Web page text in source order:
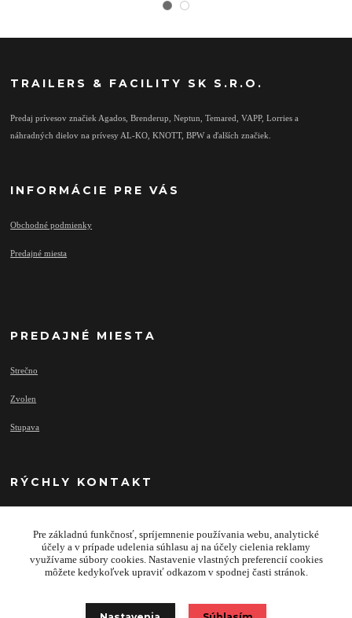
TRAILERS & FACILITY SK S.R.O.
Predaj prívesov značiek Agados, Brenderup, Neptun, Temared, VAPP, Lorries a
náhradných dielov na prívesy AL-KO, KNOTT, BPW a ďalších značiek.
INFORMÁCIE PRE VÁS
Obchodné podmienky
Predajné miesta
PREDAJNÉ MIESTA
Strečno
Zvolen
Stupava
RÝCHLY KONTAKT
info@najprivesy.sk
Pre základnú funkčnosť, spríjemnenie používania webu, analytické
účely a v prípade udelenia súhlasu aj na účely cielenia reklamy
využívame súbory cookies. Nastavenie vlastných preferencií cookies
môžete kedykoľvek upraviť odkazom v spodnej časti stránok.